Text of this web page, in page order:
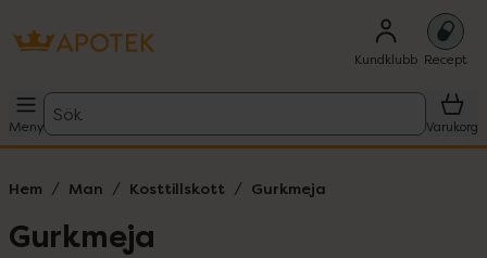
Kundklubb Recept
Meny
Sök
Varukorg
Hem Man Kosttillskott Gurkmeja
Gurkmeja